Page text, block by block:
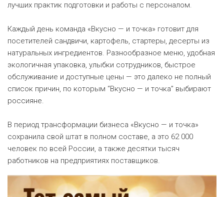
лучших практик подготовки и работы с персоналом.
Каждый день команда «Вкусно — и точка» готовит для
посетителей сандвичи, картофель, стартеры, десерты из
натуральных ингредиентов. Разнообразное меню, удобная
экологичная упаковка, улыбки сотрудников, быстрое
обслуживание и доступные цены — это далеко не полный
список причин, по которым “Вкусно — и точка” выбирают
россияне.
В период трансформации бизнеса «Вкусно — и точка»
сохранила свой штат в полном составе, а это 62 000
человек по всей России, а также десятки тысяч
работников на предприятиях поставщиков.